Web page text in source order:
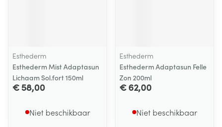
Esthederm
Esthederm Mist Adaptasun
Lichaam Sol.fort 150ml
€ 58,00
Niet beschikbaar
Esthederm
Esthederm Adaptasun Felle
Zon 200ml
€ 62,00
Niet beschikbaar